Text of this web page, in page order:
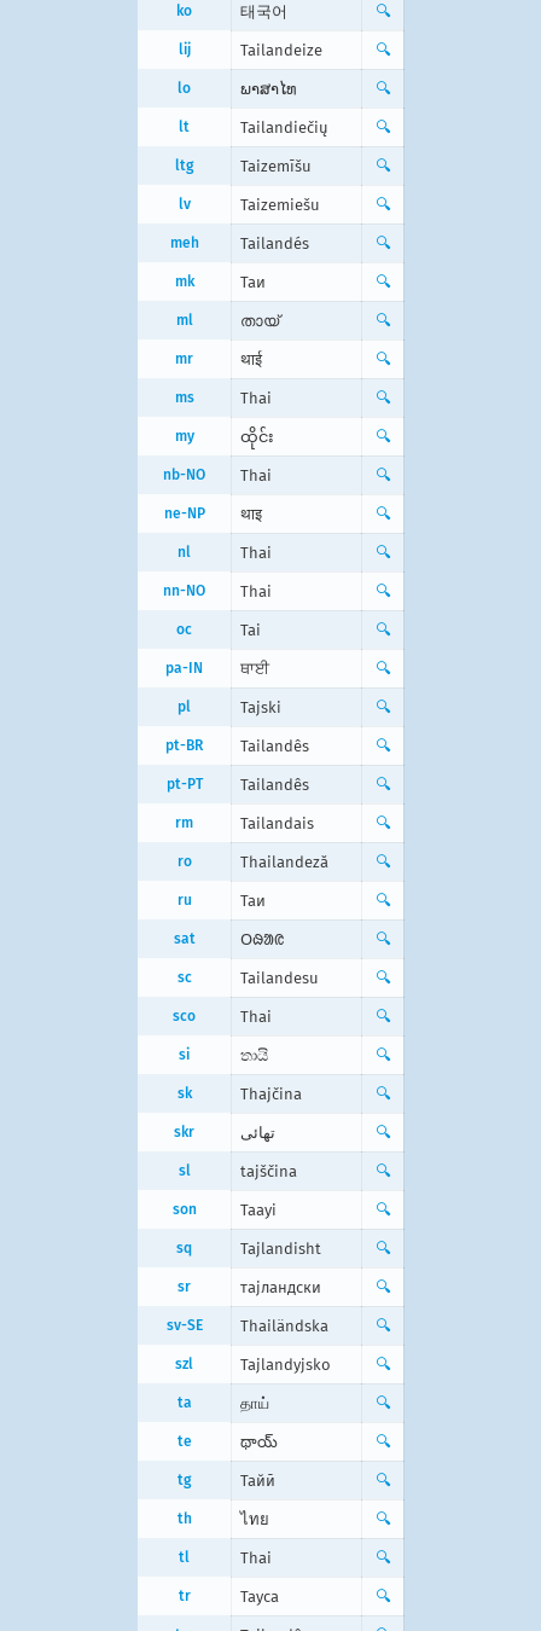
ko 태국어 🔍
lij Tailandeize 🔍
lo ພາສາໄທ 🔍
lt Tailandiečių 🔍
ltg Taizemīšu 🔍
lv Taizemiešu 🔍
meh Tailandés 🔍
mk Таи 🔍
ml തായ്‌ 🔍
mr थाई 🔍
ms Thai 🔍
my ထိုင်း 🔍
nb-NO Thai 🔍
ne-NP थाइ 🔍
nl Thai 🔍
nn-NO Thai 🔍
oc Tai 🔍
pa-IN ਥਾਈ 🔍
pl Tajski 🔍
pt-BR Tailandês 🔍
pt-PT Tailandês 🔍
rm Tailandais 🔍
ro Thailandeză 🔍
ru Таи 🔍
sat ᱛᱷᱟᱭ 🔍
sc Tailandesu 🔍
sco Thai 🔍
si තායි 🔍
sk Thajčina 🔍
skr تھائی 🔍
sl tajščina 🔍
son Taayi 🔍
sq Tajlandisht 🔍
sr тајландски 🔍
sv-SE Thailändska 🔍
szl Tajlandyjsko 🔍
ta தாய் 🔍
te థాయ్ 🔍
tg Тайӣ 🔍
th ไทย 🔍
tl Thai 🔍
tr Tayca 🔍